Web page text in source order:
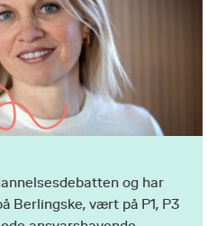
og har
Berlingske, vært på P1, P3